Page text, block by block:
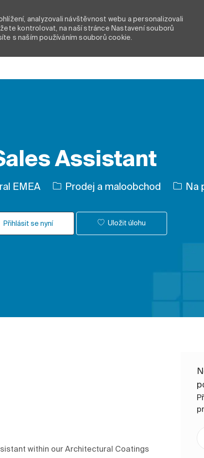
analyzovali návštěvnost webu a personalizovali
kontrolovat, na naší stránce Nastavení souborů
s naším používáním souborů cookie.
Assistant
EMEA Kategorie
Prodej a maloobchod TypNa
Přihlásit se nyní Uložit úlohu
within our Architectural Coatings